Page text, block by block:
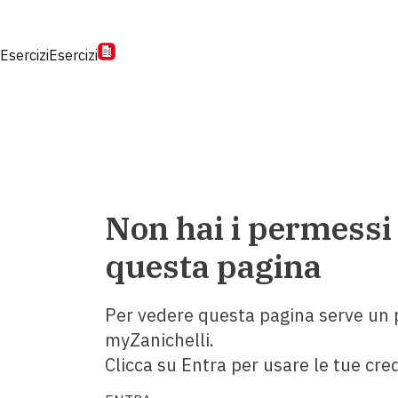
EserciziEsercizi
Non hai i
questa pagina
Per vedere questa pagina serve un
myZanichelli.
Clicca su Entra per usare le tue